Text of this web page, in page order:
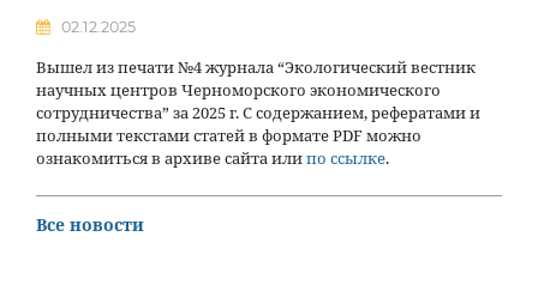
02.12.2025
Вышел из печати №4 журнала “Экологический вестник
научных центров Черноморского экономического
сотрудничества” за 2025 г. С содержанием, рефератами и
полными текстами статей в формате PDF можно
ознакомиться в архиве сайта илипо ссылке.
Все новости